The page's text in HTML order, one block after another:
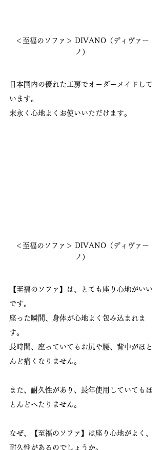
＜至福のソファ＞ DIVANO（ディヴァー
ノ）
日本国内の優れた工房でオーダーメイドして
います。
末永く心地よくお使いいただけます。
＜至福のソファ＞ DIVANO（ディヴァー
ノ）
【至福のソファ】は、とても座り心地がいい
です。
座った瞬間、身体が心地よく包み込まれま
す。
長時間、座っていてもお尻や腰、背中がほと
んど痛くなりません。
また、耐久性があり、長年使用していてもほ
とんどへたりません。
なぜ、【至福のソファ】は座り心地がよく、
耐久性があるのでしょうか。